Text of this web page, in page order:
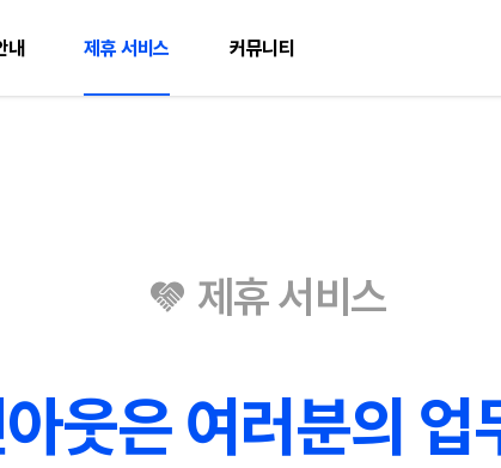
내 제휴 서비스 커뮤니티
제휴 서비스
웃은여러분의 업